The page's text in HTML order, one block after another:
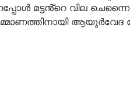
മട്ടൻ്റെ വില
ആയുര്‍വേദ